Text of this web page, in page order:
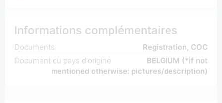
Informations complémentaires
Documents
Registration, COC
Document du pays d'origine
BELGIUM (*if not
mentioned otherwise: pictures/description)